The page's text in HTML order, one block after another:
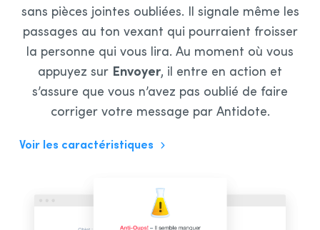
sans pièces jointes oubliées. Il signale même les
passages au ton vexant qui pourraient froisser
la personne qui vous lira. Au moment où vous
appuyez sur Envoyer, il entre en action et
s’assure que vous n’avez pas oublié de faire
corriger votre message par Antidote.
Voir les caractéristiques